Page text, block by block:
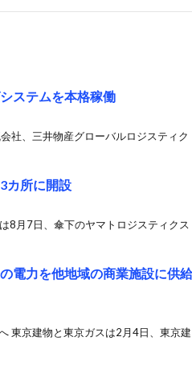
ステムを本格稼働
社、三井物産グローバルロジスティク
カ所に開設
8月7日、傘下のヤマトロジスティクス
電力を他地域の商業施設に供給
東京建物と東京ガスは2月4日、東京建